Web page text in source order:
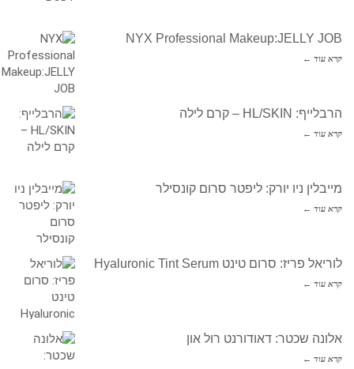
NYX Professional Makeup:JELLY JOB
קרא עוד ←
הרבלייף: HL/SKIN – קרם לילה
קרא עוד ←
מייבלין ניו יורק: ליפטר סרום קונסילר
קרא עוד ←
לוריאל פריז: סרום טינט Hyaluronic Tint Serum
קרא עוד ←
אלונה שכטר: דאודורנט רול און
קרא עוד ←